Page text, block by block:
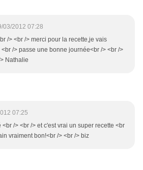
03/2012 07:28
/> <br /> merci pour la recette,je vais
<br /> passe une bonne journée<br /> <br />
Nathalie
07:25
/> <br /> et c'est vrai un super recette <br
vraiment bon!<br /> <br /> biz